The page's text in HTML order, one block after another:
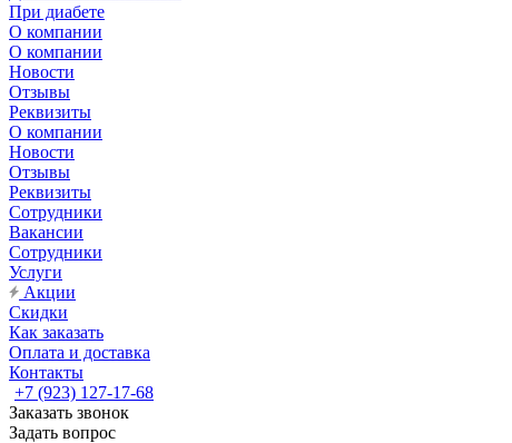
При диабете
О компании
О компании
Новости
Отзывы
Реквизиты
О компании
Новости
Отзывы
Реквизиты
Сотрудники
Вакансии
Сотрудники
Услуги
Акции
Скидки
Как заказать
Оплата и доставка
Контакты
+7 (923) 127-17-68
Заказать звонок
Задать вопрос